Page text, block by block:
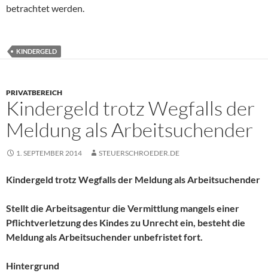
betrachtet werden.
KINDERGELD
PRIVATBEREICH
Kindergeld trotz Wegfalls der
Meldung als Arbeitsuchender
1. SEPTEMBER 2014 STEUERSCHROEDER.DE
Kindergeld trotz Wegfalls der Meldung als Arbeitsuchender
Stellt die Arbeitsagentur die Vermittlung mangels einer
Pflichtverletzung des Kindes zu Unrecht ein, besteht die
Meldung als Arbeitsuchender unbefristet fort.
Hintergrund